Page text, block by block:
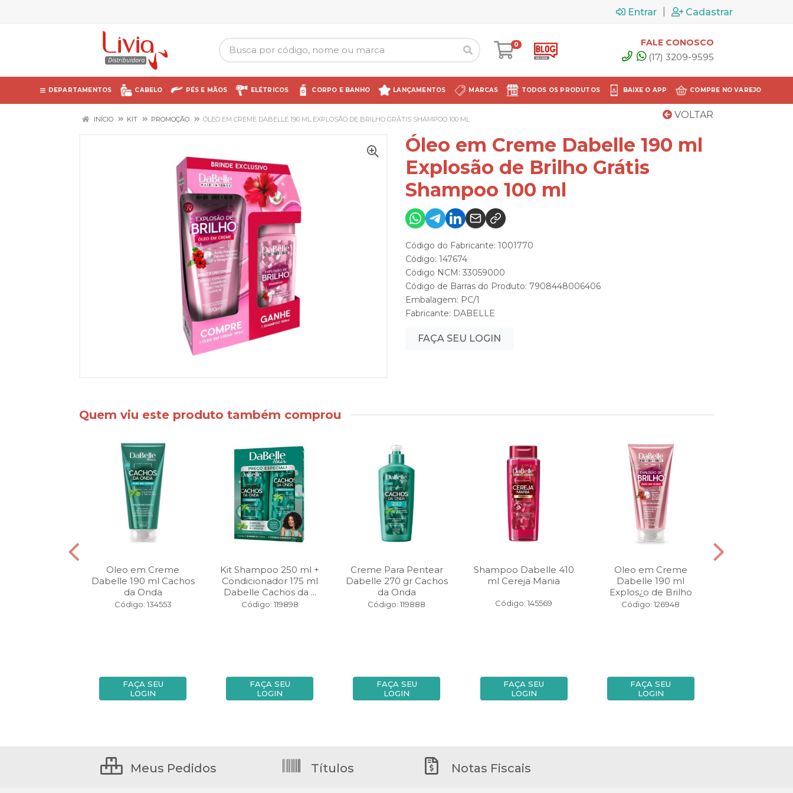
Entrar Cadastrar
0 FALE CONOSCO
(17) 3209-9595
DEPARTAMENTOS CABELO PÉS E MÃOS ELÉTRICOS CORPO E BANHO LANÇAMENTOS MARCAS TODOS OS PRODUTOS BAIXE O APP COMPRE NO VAREJO
VOLTAR
INÍCIO KIT PROMOÇÃO ÓLEO EM CREME DABELLE 190 ML EXPLOSÃO DE BRILHO GRÁTIS SHAMPOO 100 ML
Óleo em Creme Dabelle 190 ml
Explosão de Brilho Grátis
Shampoo 100 ml
Código do Fabricante: 1001770
Código: 147674
Código NCM: 33059000
Código de Barras do Produto: 7908448006406
Embalagem: PC/1
Fabricante: DABELLE
FAÇA SEU LOGIN
Quem viu este produto também comprou
Oleo em Creme
Dabelle 190 ml Cachos
da Onda
Código: 134553
FAÇA SEU
LOGIN
Kit Shampoo 250 ml +
Condicionador 175 ml
Dabelle Cachos da ...
Código: 119898
FAÇA SEU
LOGIN
Creme Para Pentear
Dabelle 270 gr Cachos
da Onda
Código: 119888
FAÇA SEU
LOGIN
Shampoo Dabelle 410
ml Cereja Mania
Código: 145569
FAÇA SEU
LOGIN
Oleo em Creme
Dabelle 190 ml
Explos¿o de Brilho
Código: 126948
FAÇA SEU
LOGIN
Meus Pedidos Títulos Notas Fiscais